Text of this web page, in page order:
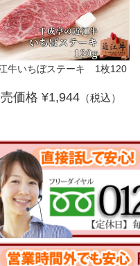
牛いちぼステーキ 1枚120
1,944 （税込）